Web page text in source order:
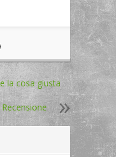
la cosa giusta